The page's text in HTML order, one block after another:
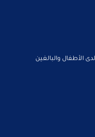
الأطفال والبالغين